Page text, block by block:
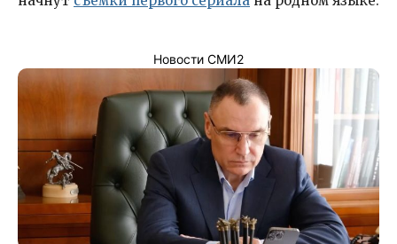
Новости СМИ2